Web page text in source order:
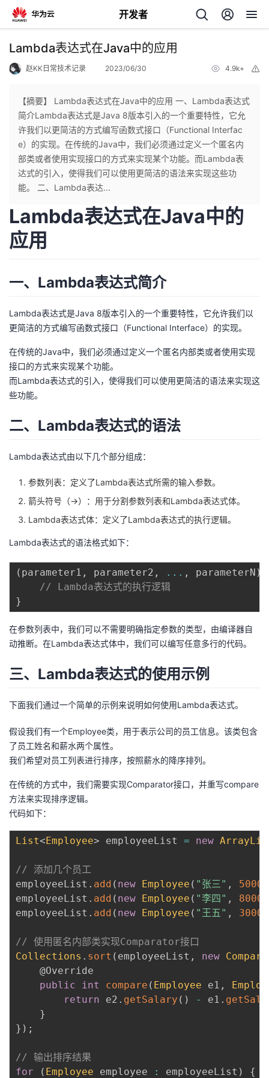
开发者
返
个
人
页
我
开
我
的
博
我
的
坛
我
圈的我
动
关
的
者
学
堂
我
的
课
程
我
的
认
证
我
的
实
验
我
的
收
藏
我
Programs
的
支
持
技
术
支
持
的
云
声
建
议
Lambda表达式在Java中的应用
赵KK日常技术记录 2023/06/30 4.9k+
【摘要】 Lambda表达式在Java中的应用 一、Lambda表达式
简介Lambda表达式是Java 8版本引入的一个重要特性，它允
许我们以更简洁的方式编写函数式接口（Functional Interfac
e）的实现。在传统的Java中，我们必须通过定义一个匿名内
部类或者使用实现接口的方式来实现某个功能。而Lambda表
达式的引入，使得我们可以使用更简洁的语法来实现这些功
能。 二、Lambda表达...
Lambda表达式在Java中的
应用
一、Lambda表达式简介
Lambda表达式是Java 8版本引入的一个重要特性，它允许我们以
更简洁的方式编写函数式接口（Functional Interface）的实现。
在传统的Java中，我们必须通过定义一个匿名内部类或者使用实现
接口的方式来实现某个功能。
而Lambda表达式的引入，使得我们可以使用更简洁的语法来实现这
些功能。
二、Lambda表达式的语法
Lambda表达式由以下几个部分组成：
参数列表：定义了Lambda表达式所需的输入参数。
箭头符号（->）：用于分割参数列表和Lambda表达式体。
Lambda表达式体：定义了Lambda表达式的执行逻辑。
Lambda表达式的语法格式如下：
( parameter1 , parameter2 , ... , parameterN )
// Lambda表达式的执行逻辑
}
在参数列表中，我们可以不需要明确指定参数的类型，由编译器自
动推断。在Lambda表达式体中，我们可以编写任意多行的代码。
三、Lambda表达式的使用示例
下面我们通过一个简单的示例来说明如何使用Lambda表达式。
假设我们有一个Employee类，用于表示公司的员工信息。该类包含
了员工姓名和薪水两个属性。
我们希望对员工列表进行排序，按照薪水的降序排列。
在传统的方式中，我们需要实现Comparator接口，并重写compare
方法来实现排序逻辑。
代码如下：
List< Employee> employeeList = new
// 添加几个员工
employeeList . add ( new Employee ( "张三" , 5000
employeeList . add ( new Employee ( "李四" , 8000
employeeList . add ( new Employee ( "王五" , 3000
// 使用匿名内部类实现Comparator接口
Collections . sort ( employeeList , new
@Override
public
int compare ( Employee e1 ,
return e2 . getSalary ( ) - e1 .
}
} ) ;
// 输出排序结果
for
( Employee employee : employeeList ) {